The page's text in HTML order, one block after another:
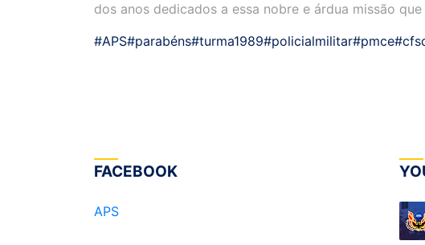
dos anos dedicados a essa nobre e árdua missão
#APS#parabéns#turma1989#policialmilitar#pmce
FACEBOOK
APS